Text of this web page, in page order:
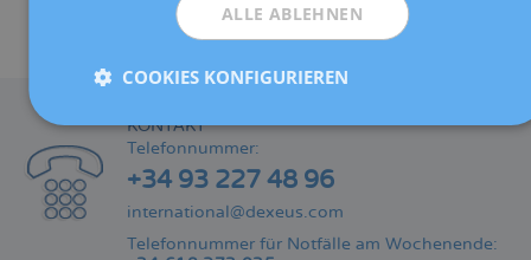
KONTAKT
Telefonnummer:
+34 93 227 48 96
international@dexeus.com
Telefonnummer für Notfälle am Wochenende:
ALLE ABLEHNEN
COOKIES KONFIGURIEREN